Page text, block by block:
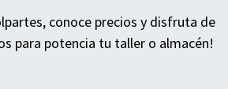
conoce precios y disfruta de
para potencia tu taller o almacén!